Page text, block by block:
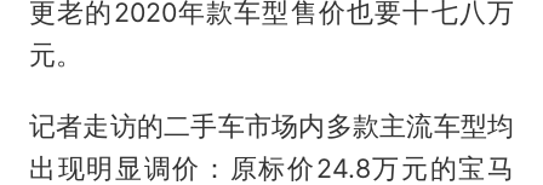
更老的2020年款车型售价也要十七八万
元。
记者走访的二手车市场内多款主流车型均
出现明显调价：原标价24.8万元的宝马